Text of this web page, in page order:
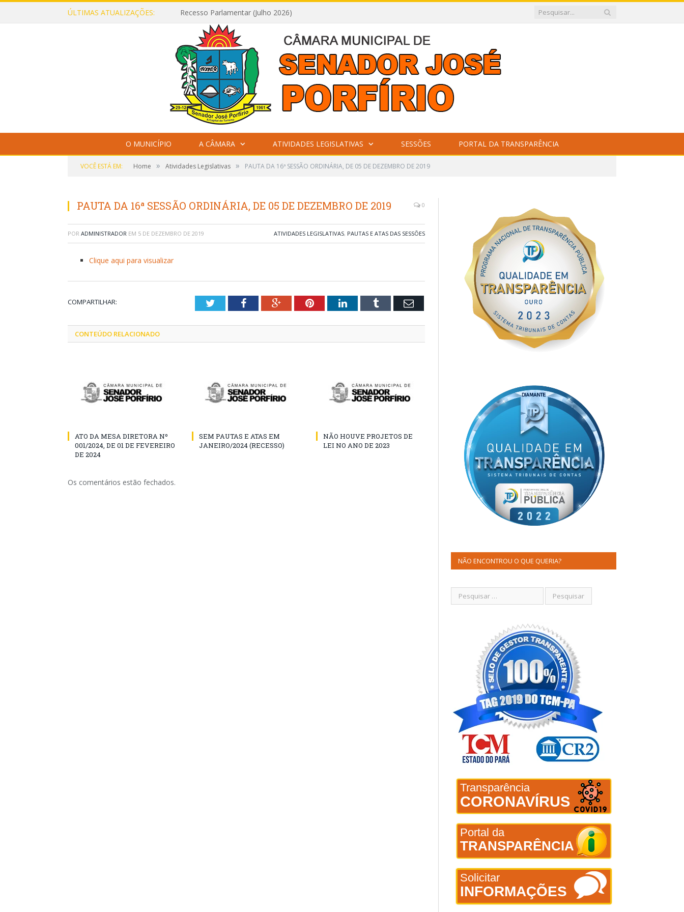
ÚLTIMAS ATUALIZAÇÕES: Recesso Parlamentar (Julho 2026)
O MUNICÍPIO A CÂMARA ATIVIDADES LEGISLATIVAS SESSÕES PORTAL DA TRANSPARÊNCIA
VOCÊ ESTÁ EM: Home » Atividades Legislativas » PAUTA DA 16ª SESSÃO ORDINÁRIA, DE 05 DE DEZEMBRO DE 2019
PAUTA DA 16ª SESSÃO ORDINÁRIA, DE 05 DE DEZEMBRO DE 2019 0
POR ADMINISTRADOR EM 5 DE DEZEMBRO DE 2019 ATIVIDADES LEGISLATIVAS, PAUTAS E ATAS DAS SESSÕES
Clique aqui para visualizar
COMPARTILHAR: TwitterFacebookGoogle+PinterestLinkedInTumblr Email
CONTEÚDO RELACIONADO
ATO DA MESA DIRETORA Nº
001/2024, DE 01 DE FEVEREIRO
DE 2024
SEM PAUTAS E ATAS EM
JANEIRO/2024 (RECESSO)
NÃO HOUVE PROJETOS DE
LEI NO ANO DE 2023
Os comentários estão fechados.
NÃO ENCONTROU O QUE QUERIA?
Transparência
CORONAVÍRUS
Portal da
TRANSPARÊNCIA
Solicitar
INFORMAÇÕES